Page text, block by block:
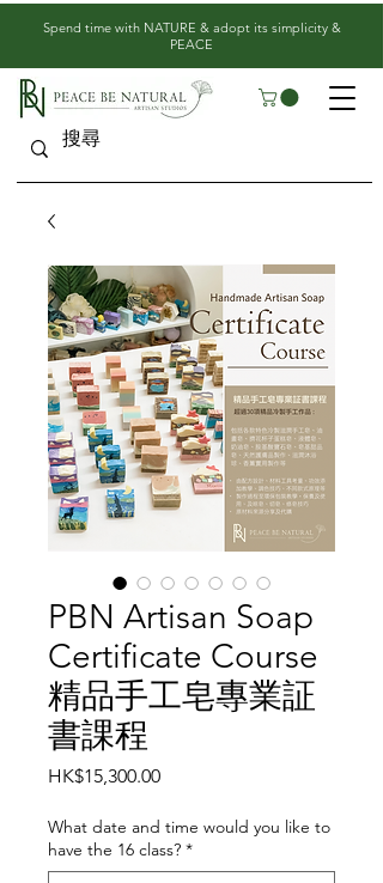
​Spend time with NATURE & adopt its simplicity &
PEACE
PBN Artisan Soap
Certificate Course
精品手工皂專業証
書課程
HK$15,300.00價
What date and time would you like to
have the 16 class? *